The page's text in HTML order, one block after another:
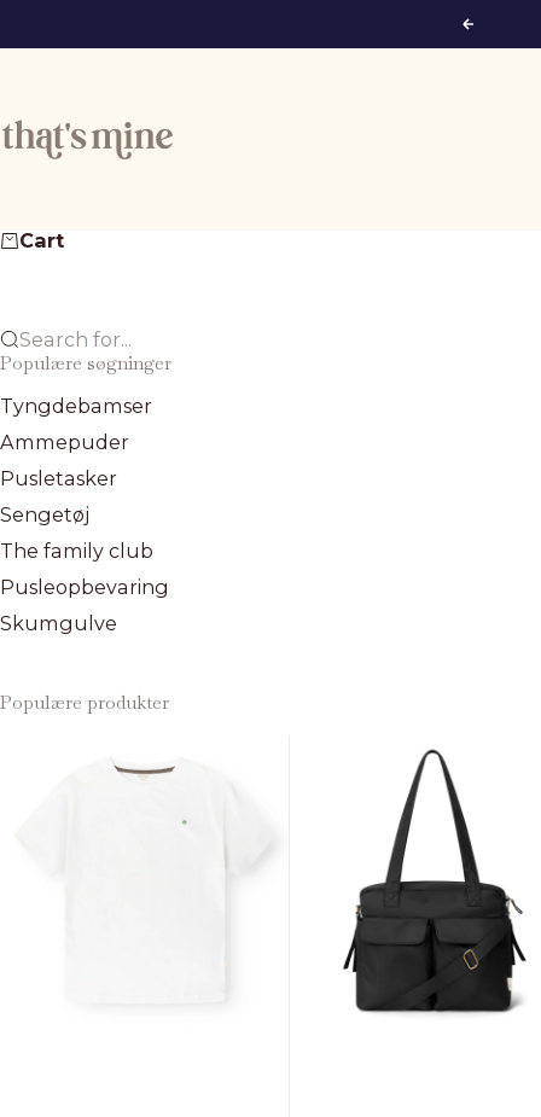
Previous
That's Mine
Cart
Search for...
Populære søgninger
Tyngdebamser
Ammepuder
Pusletasker
Sengetøj
The family club
Pusleopbevaring
Skumgulve
Populære produkter